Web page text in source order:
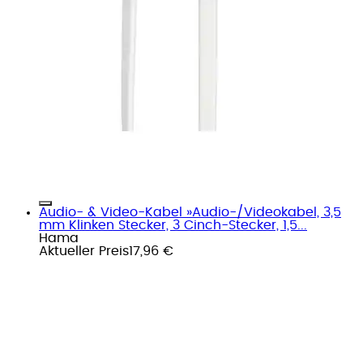
Audio- & Video-Kabel »Audio-/Videokabel, 3,5
mm Klinken Stecker, 3 Cinch-Stecker, 1,5...
Hama
Aktueller Preis17,96 €